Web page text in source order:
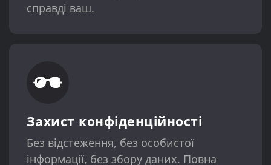
справді ваш.
Захист конфіденційності
Без відстеження, без особистої
інформації, без збору даних. Повна